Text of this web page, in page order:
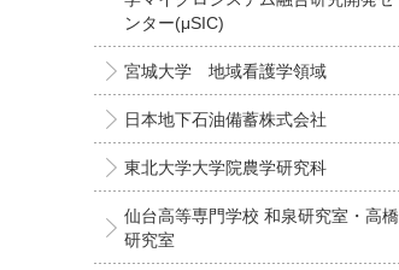
ンター(μSIC)
宮城大学 地域看護学領域
日本地下石油備蓄株式会社
東北大学大学院農学研究科
仙台高等専門学校 和泉研究室・高橋
研究室